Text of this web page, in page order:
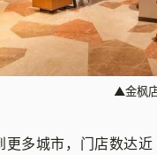
▲金枫
更多城市，门店数达